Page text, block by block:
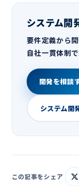
システム開
要件定義から
自社一貫体制で
開発を相談
システム開
この記事をシェア